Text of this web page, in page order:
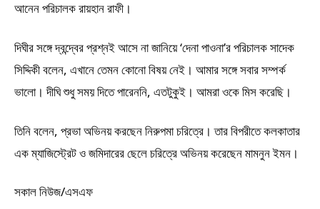
আনেন পরিচালক রায়হান রাফী।
দিঘীর সঙ্গে দ্বন্দ্বের প্রশ্নই আসে না জানিয়ে ‘দেনা পাওনা’র পরিচালক সাদেক
সিদ্দিকী বলেন, এখানে তেমন কোনো বিষয় নেই। আমার সঙ্গে সবার সম্পর্ক
ভালো। দীঘি শুধু সময় দিতে পারেননি, এতটুকুই। আমরা ওকে মিস করেছি।
তিনি বলেন, প্রভা অভিনয় করছেন নিরুপমা চরিত্রে। তার বিপরীতে কলকাতার
এক ম্যাজিস্ট্রেট ও জমিদারের ছেলে চরিত্রে অভিনয় করেছেন মামনুন ইমন।
সকাল নিউজ/এসএফ